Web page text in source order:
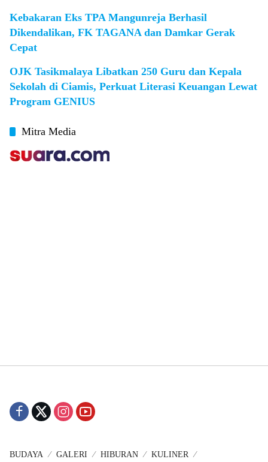
Kebakaran Eks TPA Mangunreja Berhasil
Dikendalikan, FK TAGANA dan Damkar Gerak
Cepat
OJK Tasikmalaya Libatkan 250 Guru dan Kepala
Sekolah di Ciamis, Perkuat Literasi Keuangan Lewat
Program GENIUS
Mitra Media
BUDAYA GALERI HIBURAN
KULINER